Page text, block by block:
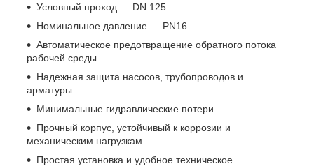
Условный проход — DN 125.
Номинальное давление — PN16.
Автоматическое предотвращение обратного потока
рабочей среды.
Надежная защита насосов, трубопроводов и
арматуры.
Минимальные гидравлические потери.
Прочный корпус, устойчивый к коррозии и
механическим нагрузкам.
Простая установка и удобное техническое